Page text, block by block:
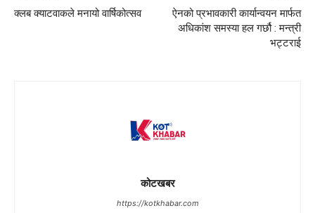
क्लब क्याटवाकले मनायो वार्षिकोत्सव
ऐनको प्रभावकारी कार्यान्वयन मार्फत
अधिकांश समस्या हल गर्छौ : मन्त्री
भट्टराई
कोटखबर
https://kotkhabar.com